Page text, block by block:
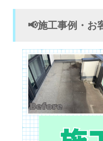
📢施工事例・お